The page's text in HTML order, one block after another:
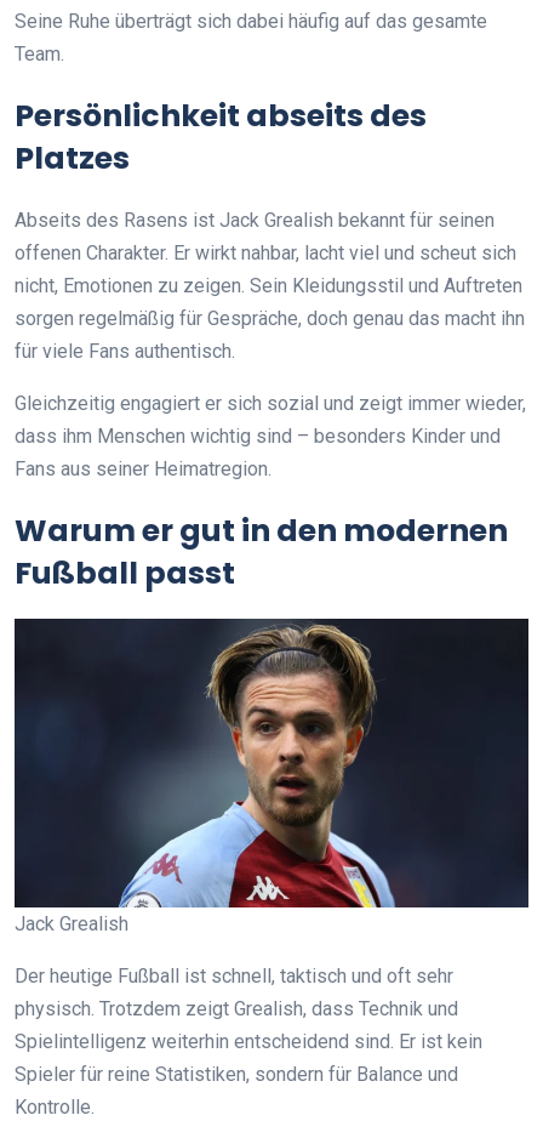
Seine Ruhe überträgt sich dabei häufig auf das gesamte
Team.
Persönlichkeit abseits des
Platzes
Abseits des Rasens ist Jack Grealish bekannt für seinen
offenen Charakter. Er wirkt nahbar, lacht viel und scheut sich
nicht, Emotionen zu zeigen. Sein Kleidungsstil und Auftreten
sorgen regelmäßig für Gespräche, doch genau das macht ihn
für viele Fans authentisch.
Gleichzeitig engagiert er sich sozial und zeigt immer wieder,
dass ihm Menschen wichtig sind – besonders Kinder und
Fans aus seiner Heimatregion.
Warum er gut in den modernen
Fußball passt
Jack Grealish
Der heutige Fußball ist schnell, taktisch und oft sehr
physisch. Trotzdem zeigt Grealish, dass Technik und
Spielintelligenz weiterhin entscheidend sind. Er ist kein
Spieler für reine Statistiken, sondern für Balance und
Kontrolle.